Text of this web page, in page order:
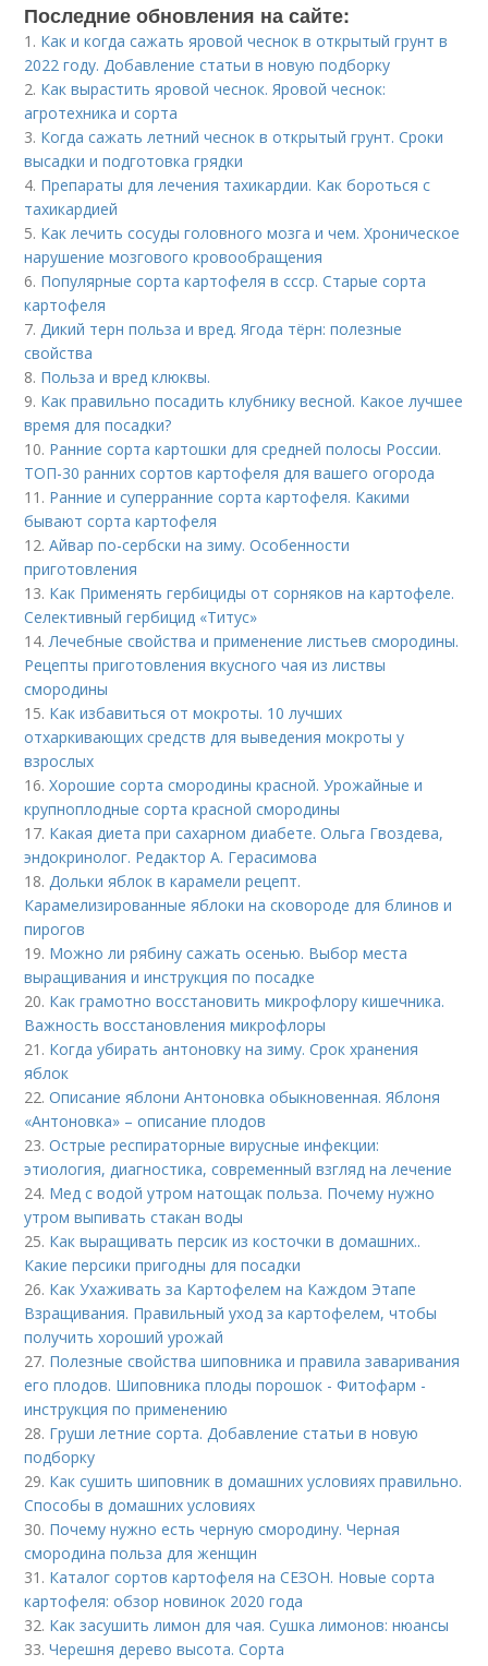
Последние обновления на сайте:
1. Как и когда сажать яровой чеснок в открытый грунт в
2022 году. Добавление статьи в новую подборку
2. Как вырастить яровой чеснок. Яровой чеснок:
агротехника и сорта
3. Когда сажать летний чеснок в открытый грунт. Сроки
высадки и подготовка грядки
4. Препараты для лечения тахикардии. Как бороться с
тахикардией
5. Как лечить сосуды головного мозга и чем. Хроническое
нарушение мозгового кровообращения
6. Популярные сорта картофеля в ссср. Старые сорта
картофеля
7.Дикий терн польза и вред. Ягода тёрн: полезные
свойства
8. Польза и вред клюквы.
9. Как правильно посадить клубнику весной. Какое лучшее
время для посадки?
10. Ранние сорта картошки для средней полосы России.
ТОП-30 ранних сортов картофеля для вашего огорода
11. Ранние и суперранние сорта картофеля. Какими
бывают сорта картофеля
12.Айвар по-сербски на зиму. Особенности
приготовления
13. Как Применять гербициды от сорняков на картофеле.
Селективный гербицид «Титус»
14.Лечебные свойства и применение листьев смородины.
Рецепты приготовления вкусного чая из листвы
смородины
15. Как избавиться от мокроты. 10 лучших
отхаркивающих средств для выведения мокроты у
взрослых
16.Хорошие сорта смородины красной. Урожайные и
крупноплодные сорта красной смородины
17. Какая диета при сахарном диабете. Ольга Гвоздева,
эндокринолог. Редактор А. Герасимова
18.Дольки яблок в карамели рецепт.
Карамелизированные яблоки на сковороде для блинов и
пирогов
19. Можно ли рябину сажать осенью. Выбор места
выращивания и инструкция по посадке
20. Как грамотно восстановить микрофлору кишечника.
Важность восстановления микрофлоры
21. Когда убирать антоновку на зиму. Срок хранения
яблок
22.Описание яблони Антоновка обыкновенная. Яблоня
«Антоновка» – описание плодов
23.Острые респираторные вирусные инфекции:
этиология, диагностика, современный взгляд на лечение
24. Мед с водой утром натощак польза. Почему нужно
утром выпивать стакан воды
25. Как выращивать персик из косточки в домашних..
Какие персики пригодны для посадки
26. Как Ухаживать за Картофелем на Каждом Этапе
Взращивания. Правильный уход за картофелем, чтобы
получить хороший урожай
27. Полезные свойства шиповника и правила заваривания
его плодов. Шиповника плоды порошок - Фитофарм -
инструкция по применению
28. Груши летние сорта. Добавление статьи в новую
подборку
29. Как сушить шиповник в домашних условиях правильно.
Способы в домашних условиях
30. Почему нужно есть черную смородину. Черная
смородина польза для женщин
31. Каталог сортов картофеля на СЕЗОН. Новые сорта
картофеля: обзор новинок 2020 года
32. Как засушить лимон для чая. Сушка лимонов: нюансы
33.Черешня дерево высота. Сорта